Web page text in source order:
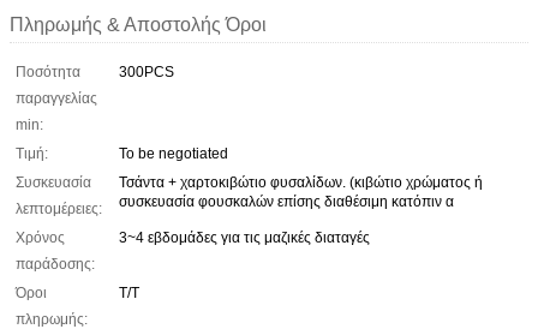
Πληρωμής & Αποστολής Όροι
Ποσότητα
παραγγελίας
min:
300PCS
Τιμή:
To be negotiated
Συσκευασία
λεπτομέρειες:
Τσάντα + χαρτοκιβώτιο φυσαλίδων. (κιβώτιο χρώματος ή
συσκευασία φουσκαλών επίσης διαθέσιμη κατόπιν α
Χρόνος
παράδοσης:
3~4 εβδομάδες για τις μαζικές διαταγές
Όροι
πληρωμής:
Τ/Τ